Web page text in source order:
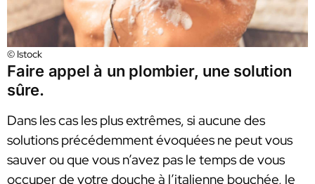
© Istock
Faire appel à un plombier, une solution
sûre.
Dans les cas les plus extrêmes, si aucune des
solutions précédemment évoquées ne peut vous
sauver ou que vous n’avez pas le temps de vous
occuper de votre douche à l’italienne bouchée, le